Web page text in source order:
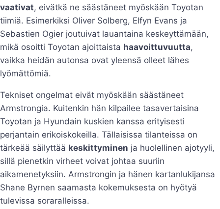
vaativat, eivätkä ne säästäneet myöskään Toyotan
tiimiä. Esimerkiksi Oliver Solberg, Elfyn Evans ja
Sebastien Ogier joutuivat lauantaina keskeyttämään,
mikä osoitti Toyotan ajoittaista haavoittuvuutta,
vaikka heidän autonsa ovat yleensä olleet lähes
lyömättömiä.
Tekniset ongelmat eivät myöskään säästäneet
Armstrongia. Kuitenkin hän kilpailee tasavertaisina
Toyotan ja Hyundain kuskien kanssa erityisesti
perjantain erikoiskokeilla. Tällaisissa tilanteissa on
tärkeää säilyttää keskittyminen ja huolellinen ajotyyli,
sillä pienetkin virheet voivat johtaa suuriin
aikamenetyksiin. Armstrongin ja hänen kartanlukijansa
Shane Byrnen saamasta kokemuksesta on hyötyä
tulevissa soraralleissa.